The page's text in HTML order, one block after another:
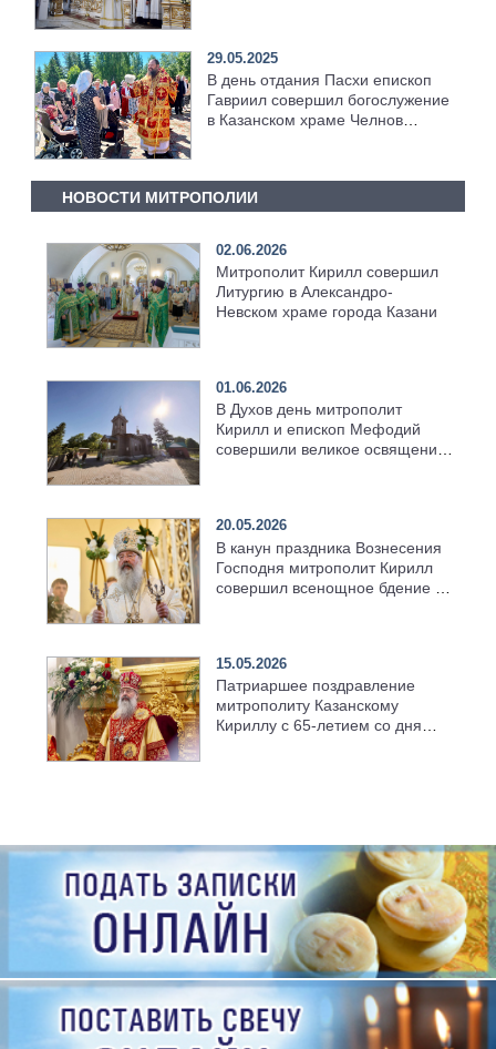
29.05.2025
В день отдания Пасхи епископ
Гавриил совершил богослужение
в Казанском храме Челнов
НОВОСТИ МИТРОПОЛИИ
02.06.2026
Митрополит Кирилл совершил
Литургию в Александро-
Невском храме города Казани
01.06.2026
В Духов день митрополит
Кирилл и епископ Мефодий
совершили великое освящение
20.05.2026
В канун праздника Вознесения
Господня митрополит Кирилл
совершил всенощное бдение в
15.05.2026
Патриаршее поздравление
митрополиту Казанскому
Кириллу с 65-летием со дня